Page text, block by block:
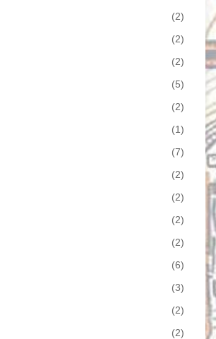
(2)
(2)
(2)
(5)
(2)
(1)
(7)
(2)
(2)
(2)
(2)
(6)
(3)
(2)
(2)